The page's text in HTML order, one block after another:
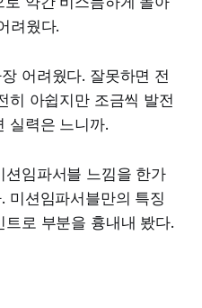
려웠다.
어려웠다. 잘못하면 전
히 아쉽지만 조금씩 발전
실력은 느니까.
션임파서블 느낌을 한가
미션임파서블만의 특징
로 부분을 흉내내 봤다.